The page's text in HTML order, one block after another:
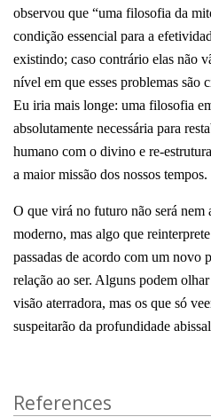
observou que “uma filosofia da
condição essencial para a
existindo; caso contrário elas não
nível em que esses problemas são
Eu iria mais longe: uma filosofia
absolutamente necessária para
humano com o divino e re-
a maior missão dos nossos tempos.
O que virá no futuro não será nem
moderno, mas algo que
passadas de acordo com um novo
relação ao ser. Alguns podem
visão aterradora, mas os que só
suspeitarão da profundidade
References